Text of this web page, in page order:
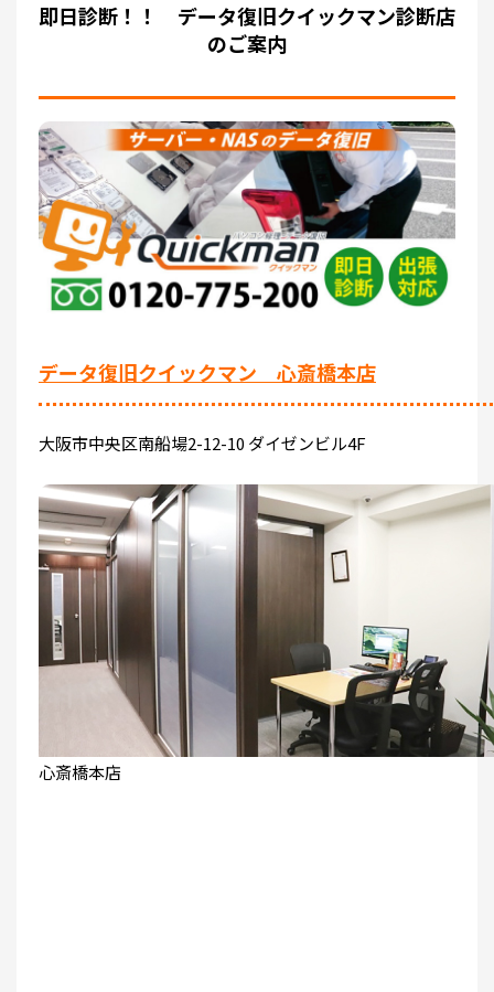
即日診断！！ データ復旧クイックマン診断店
のご案内
データ復旧クイックマン 心斎橋本店
大阪市中央区南船場2-12-10 ダイゼンビル4F
心斎橋本店